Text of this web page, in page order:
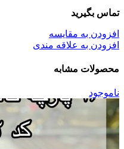
تماس بگیرید
افزودن به مقایسه
افزودن به علاقه مندی
محصولات مشابه
ناموجود